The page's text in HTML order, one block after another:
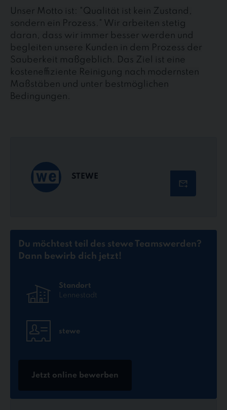
Unser Motto ist: "Qualität ist kein Zustand,
sondern ein Prozess." Wir arbeiten stetig
daran, dass wir immer besser werden und
begleiten unsere Kunden in dem Prozess der
Sauberkeit maßgeblich. Das Ziel ist eine
kosteneffiziente Reinigung nach modernsten
Maßstäben und unter bestmöglichen
Bedingungen.
STEWE
Du möchtest teil des stewe Teamswerden?
Dann bewirb dich jetzt!
Standort
Lennestadt
stewe
Jetzt online bewerben